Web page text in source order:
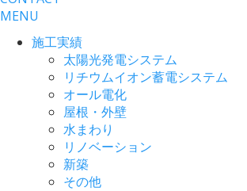
MENU
施工実績
太陽光発電システム
リチウムイオン蓄電システム
オール電化
屋根・外壁
水まわり
リノベーション
新築
その他